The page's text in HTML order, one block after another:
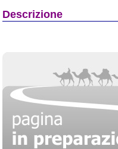
Descrizione